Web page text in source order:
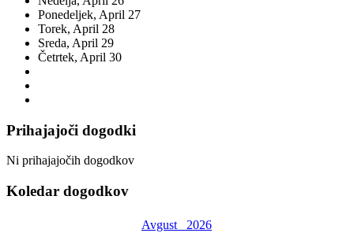
Ponedeljek, April 27
Torek, April 28
Sreda, April 29
Četrtek, April 30
Prihajajoči dogodki
Ni prihajajočih dogodkov
Koledar dogodkov
Avgust 2026